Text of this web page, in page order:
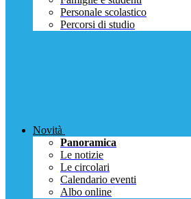
Personale scolastico
Percorsi di studio
Novità
Panoramica
Le notizie
Le circolari
Calendario eventi
Albo online